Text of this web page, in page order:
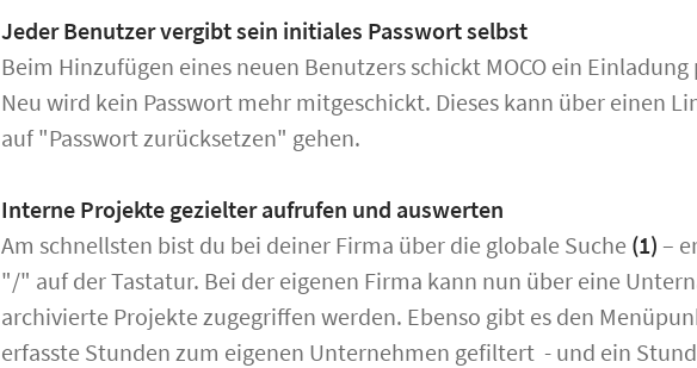
Jeder Benutzer vergibt sein initiales Passwort selbst
Beim Hinzufügen eines neuen Benutzers schickt MOCO ein
Neu wird kein Passwort mehr mitgeschickt. Dieses kann über einen
auf "Passwort zurücksetzen" gehen.
Interne Projekte gezielter aufrufen und auswerten
Am schnellsten bist du bei deiner Firma über die globale Suche (1) –
"/" auf der Tastatur. Bei der eigenen Firma kann nun über eine
archivierte Projekte zugegriffen werden. Ebenso gibt es den
erfasste Stunden zum eigenen Unternehmen gefiltert - und ein